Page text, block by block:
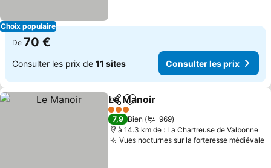
Choix populaire
De 70 €
Consulter les prix de 11 sites Consulter les prix
PartagerAjouter à mes favoris
Le Manoir
3 Étoiles
7,9 Bien
969
à 14.3 km de : La Chartreuse de Valbonne
Vues nocturnes sur la forteresse médiévale